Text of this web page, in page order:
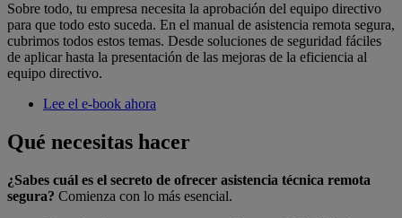
Sobre todo, tu empresa necesita la aprobación del equipo directivo
para que todo esto suceda. En el manual de asistencia remota segura,
cubrimos todos estos temas. Desde soluciones de seguridad fáciles
de aplicar hasta la presentación de las mejoras de la eficiencia al
equipo directivo.
Lee el e-book ahora
Qué necesitas hacer
¿Sabes cuál es el secreto de ofrecer asistencia técnica remota
segura? Comienza con lo más esencial.